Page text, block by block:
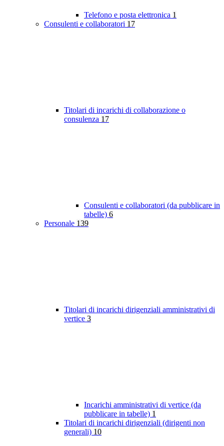
Telefono e posta elettronica 1
Consulenti e collaboratori 17
Titolari di incarichi di collaborazione o
consulenza 17
Consulenti e collaboratori (da pubblicare in
tabelle) 6
Personale 139
Titolari di incarichi dirigenziali amministrativi di
vertice 3
Incarichi amministrativi di vertice (da
pubblicare in tabelle) 1
Titolari di incarichi dirigenziali (dirigenti non
generali) 10